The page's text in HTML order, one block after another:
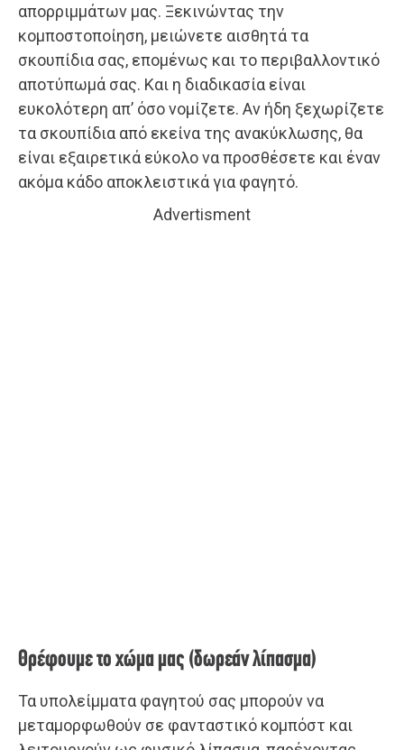
απορριμμάτων μας. Ξεκινώντας την
κομποστοποίηση, μειώνετε αισθητά τα
σκουπίδια σας, επομένως και το περιβαλλοντικό
αποτύπωμά σας. Και η διαδικασία είναι
ευκολότερη απ’ όσο νομίζετε. Αν ήδη ξεχωρίζετε
τα σκουπίδια από εκείνα της ανακύκλωσης, θα
είναι εξαιρετικά εύκολο να προσθέσετε και έναν
ακόμα κάδο αποκλειστικά για φαγητό.
Advertisment
Θρέφουμε το χώμα μας (δωρεάν λίπασμα)
Τα υπολείμματα φαγητού σας μπορούν να
μεταμορφωθούν σε φανταστικό κομπόστ και